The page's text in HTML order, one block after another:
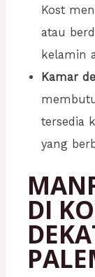
Kost
atau
kelamin
Kamar
tersedia
yang
DI